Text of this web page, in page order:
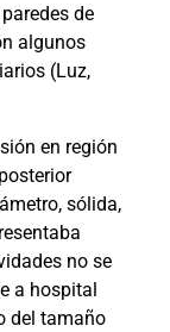
de
algunos
(Luz,
en región
sólida,
no se
a hospital
del tamaño